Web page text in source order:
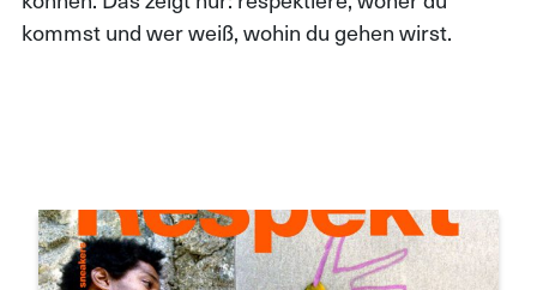
kommst und wer weiß, wohin du gehen wirst.